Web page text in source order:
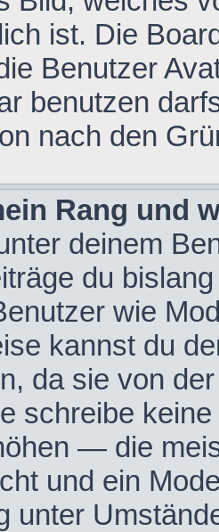
ist. Die
Benutzer
benutzen
nach den
Rang und
deinem
du
wie
kannst du
da sie von
schreibe
— die
und ein
unter